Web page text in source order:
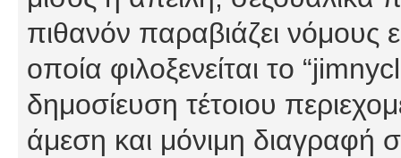
πιθανόν παραβιάζει νόμους
οποία φιλοξενείται το
δημοσίευση τέτοιου
άμεση και μόνιμη διαγραφή